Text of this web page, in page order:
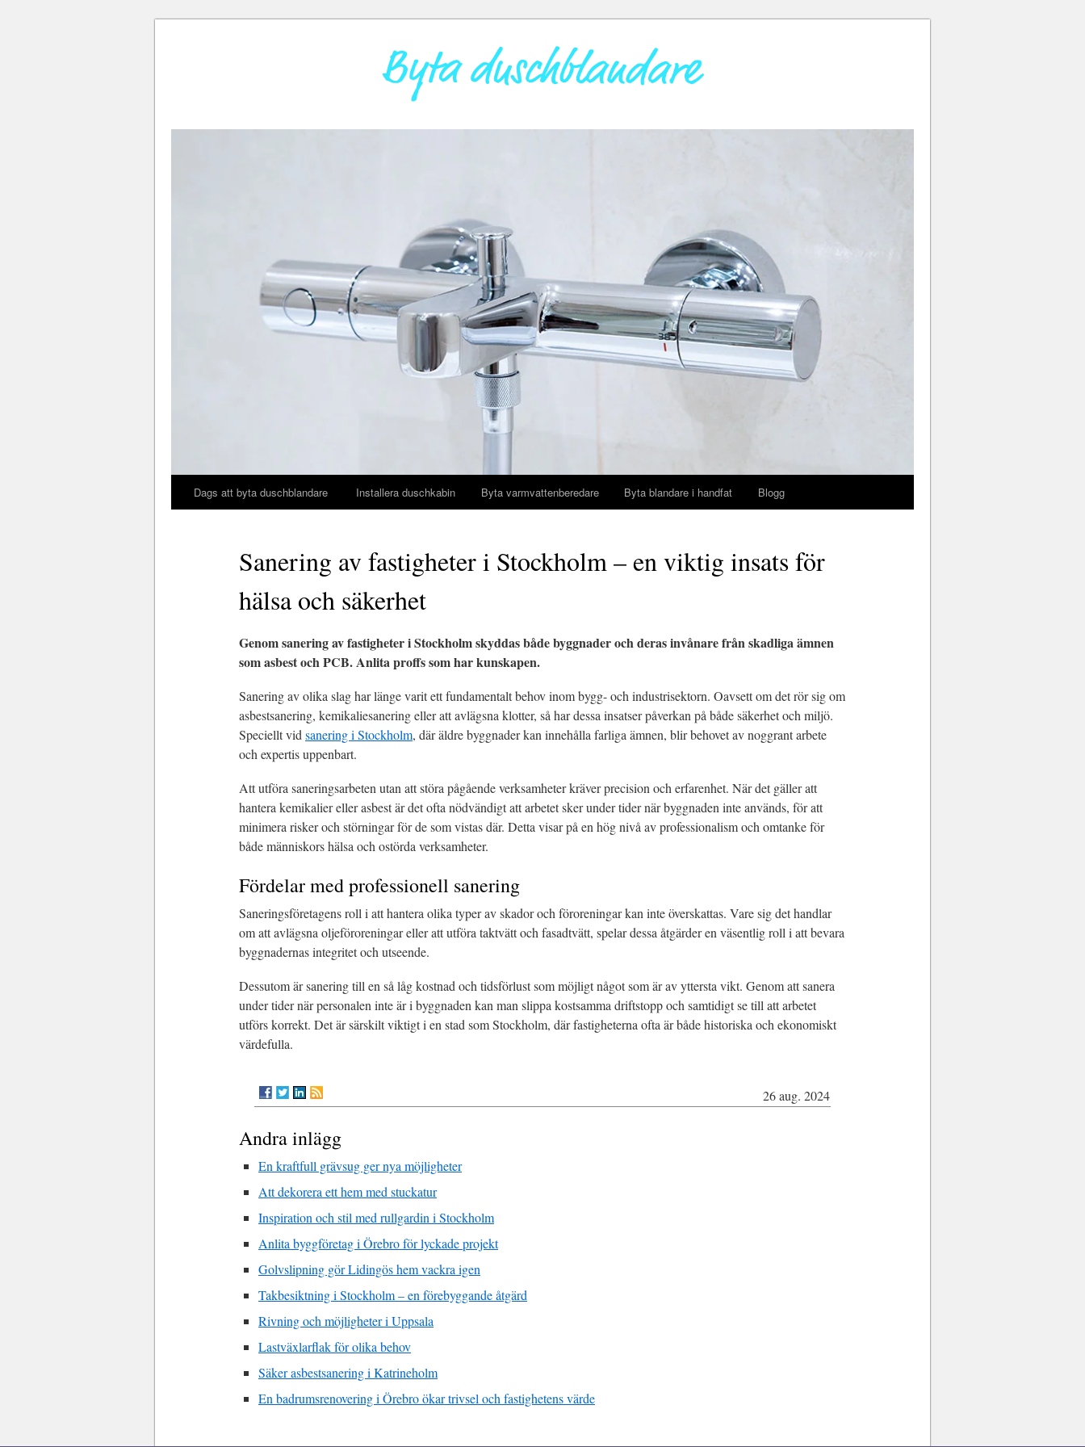
Dags att byta duschblandare Installera duschkabin Byta varmvattenberedare Byta blandare i handfat Blogg
Sanering av fastigheter i Stockholm – en viktig insats för
hälsa och säkerhet
Genom sanering av fastigheter i Stockholm skyddas både byggnader och deras invånare från skadliga ämnen
som asbest och PCB. Anlita proffs som har kunskapen.
Sanering av olika slag har länge varit ett fundamentalt behov inom bygg- och industrisektorn. Oavsett om det rör sig om
asbestsanering, kemikaliesanering eller att avlägsna klotter, så har dessa insatser påverkan på både säkerhet och miljö.
Speciellt vid sanering i Stockholm, där äldre byggnader kan innehålla farliga ämnen, blir behovet av noggrant arbete
och expertis uppenbart.
Att utföra saneringsarbeten utan att störa pågående verksamheter kräver precision och erfarenhet. När det gäller att
hantera kemikalier eller asbest är det ofta nödvändigt att arbetet sker under tider när byggnaden inte används, för att
minimera risker och störningar för de som vistas där. Detta visar på en hög nivå av professionalism och omtanke för
både människors hälsa och ostörda verksamheter.
Fördelar med professionell sanering
Saneringsföretagens roll i att hantera olika typer av skador och föroreningar kan inte överskattas. Vare sig det handlar
om att avlägsna oljeföroreningar eller att utföra taktvätt och fasadtvätt, spelar dessa åtgärder en väsentlig roll i att bevara
byggnadernas integritet och utseende.
Dessutom är sanering till en så låg kostnad och tidsförlust som möjligt något som är av yttersta vikt. Genom att sanera
under tider när personalen inte är i byggnaden kan man slippa kostsamma driftstopp och samtidigt se till att arbetet
utförs korrekt. Det är särskilt viktigt i en stad som Stockholm, där fastigheterna ofta är både historiska och ekonomiskt
värdefulla.
26 aug. 2024
Andra inlägg
En kraftfull grävsug ger nya möjligheter
Att dekorera ett hem med stuckatur
Inspiration och stil med rullgardin i Stockholm
Anlita byggföretag i Örebro för lyckade projekt
Golvslipning gör Lidingös hem vackra igen
Takbesiktning i Stockholm – en förebyggande åtgärd
Rivning och möjligheter i Uppsala
Lastväxlarflak för olika behov
Säker asbestsanering i Katrineholm
En badrumsrenovering i Örebro ökar trivsel och fastighetens värde